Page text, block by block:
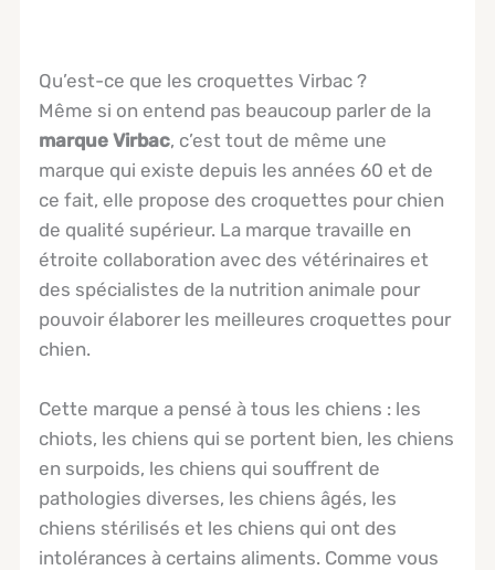
Qu’est-ce que les croquettes Virbac ?
Même si on entend pas beaucoup parler de la
marque Virbac, c’est tout de même une
marque qui existe depuis les années 60 et de
ce fait, elle propose des croquettes pour chien
de qualité supérieur. La marque travaille en
étroite collaboration avec des vétérinaires et
des spécialistes de la nutrition animale pour
pouvoir élaborer les meilleures croquettes pour
chien.
Cette marque a pensé à tous les chiens : les
chiots, les chiens qui se portent bien, les chiens
en surpoids, les chiens qui souffrent de
pathologies diverses, les chiens âgés, les
chiens stérilisés et les chiens qui ont des
intolérances à certains aliments. Comme vous